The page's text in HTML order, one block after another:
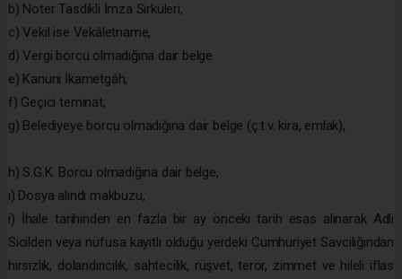
b) Noter Tasdikli İmza Sirküleri,
c) Vekil ise Vekâletname,
d) Vergi borcu olmadığına dair belge
e) Kanuni İkametgâh,
f) Geçici teminat,
g) Belediyeye borcu olmadığına dair belge (ç.t.v. kira, emlak),
h) S.G.K. Borcu olmadığına dair belge,
ı) Dosya alındı makbuzu,
i) İhale tarihinden en fazla bir ay önceki tarih esas alınarak Adli
Sicilden veya nüfusa kayıtlı olduğu yerdeki Cumhuriyet Savcılığından
hırsızlık, dolandırıcılık, sahtecilik, rüşvet, terör, zimmet ve hileli iflas